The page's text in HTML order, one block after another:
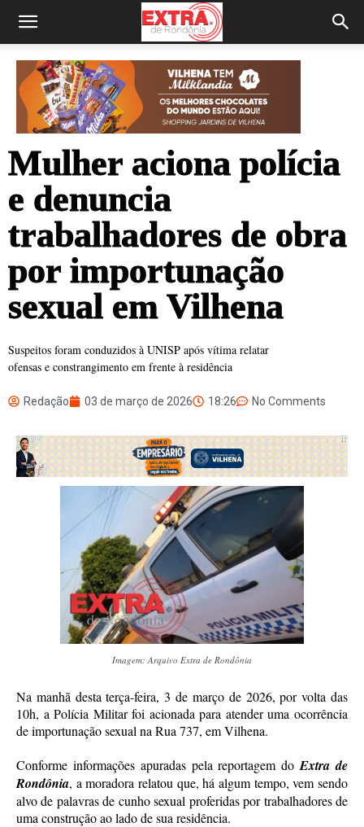
Mulher aciona polícia
e denuncia
trabalhadores de obra
por importunação
sexual em Vilhena
Suspeitos foram conduzidos à UNISP após vítima relatar
ofensas e constrangimento em frente à residência
Redação 03 de março de 2026 18:26 No Comments
Imagem: Arquivo Extra de Rondônia
Na manhã desta terça-feira, 3 de março de 2026, por volta das
10h, a Polícia Militar foi acionada para atender uma ocorrência
de importunação sexual na Rua 737, em Vilhena.
Conforme informações apuradas pela reportagem doExtra de
Rondônia, a moradora relatou que, há algum tempo, vem sendo
alvo de palavras de cunho sexual proferidas por trabalhadores de
uma construção ao lado de sua residência.